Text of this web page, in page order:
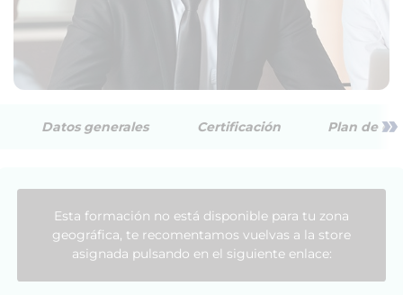
Datos generales Certificación Plan de »
Esta formación no está disponible para tu zona
geográfica, te recomentamos vuelvas a la store
asignada pulsando en el siguiente enlace: